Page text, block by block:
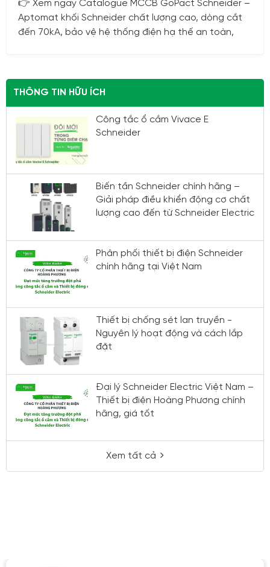
Catalogue MCCB GoPact Schneider –
Schneider chất lượng cao, dòng cắt
bảo vệ hệ thống điện hạ thế an toàn,
👉
hệ mới,
toàn
THÔNG TIN HỮU ÍCH
Công tắc ổ cắm Vivace E
Schneider
Biến tần Schneider chính hãng –
Giải pháp điều khiển động cơ chất
lượng cao đến từ Schneider Electric
Phân phối thiết bị điện Schneider
chính hãng tại Việt Nam
Thiết bị chống sét lan truyền -
Nguyên lý hoạt động và cách lắp
đặt
Đại lý Schneider Electric Việt Nam –
Thiết bị điện Hoàng Phương chính
hãng, giá tốt
Xem tất cả